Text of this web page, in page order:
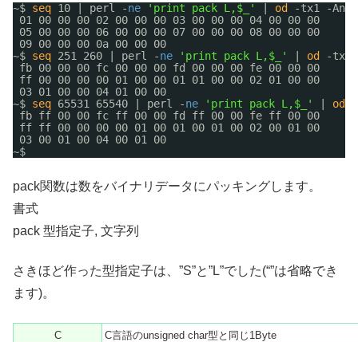
~$ seq 10 | perl -ne 'print pack L,$_' od
-tx1 -An
01 00 00 00 02 00 00 00 03 00 00 00 04 00 00 00
05 00 00 00 06 00 00 00 07 00 00 00 08 00 00 00
09 00 00 00 0a 00 00 00
~$ seq 251 260 | perl -ne 'print pack L,$_' od
-tx1
fb 00 00 00 fc 00 00 00 fd 00 00 00 fe 00 00 00
ff 00 00 00 00 01 00 00 01 01 00 00 02 01 00 00
03 01 00 00 04 01 00 00
~$ seq 65531 65540 | perl -ne 'print pack L,$_' od
fb ff 00 00 fc ff 00 00 fd ff 00 00 fe ff 00 00
ff ff 00 00 00 00 01 00 01 00 01 00 02 00 01 00
03 00 01 00 04 00 01 00
~$
pack関数は数をバイナリデータにパッキングします。
書式
pack 型指定子, 文字列
さきほど作った型指定子は、”S”と”L”でした(“”は省略でき
ます)。
C
C言語のunsigned char型と同じ1Byte